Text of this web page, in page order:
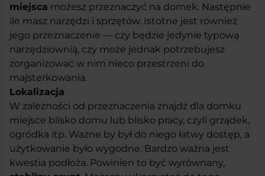
miejsca możesz przeznaczyć na domek. Następnie
ile masz narzędzi i sprzętów. Istotne jest również
jego przeznaczenie — czy będzie jedynie typową
narzędziownią, czy może jednak potrzebujesz
zorganizować w nim nieco przestrzeni do
majsterkowania.
Lokalizacja
W zależności od przeznaczenia znajdź dla domku
miejsce blisko domu lub blisko pracy, czyli grządek,
ogródka itp. Ważne by był do niego łatwy dostęp, a
użytkowanie było wygodne. Bardzo ważna jest
kwestia podłoża. Powinien to być wyrównany,